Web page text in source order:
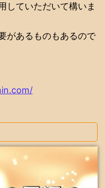
していただいて構いま
があるものもあるので